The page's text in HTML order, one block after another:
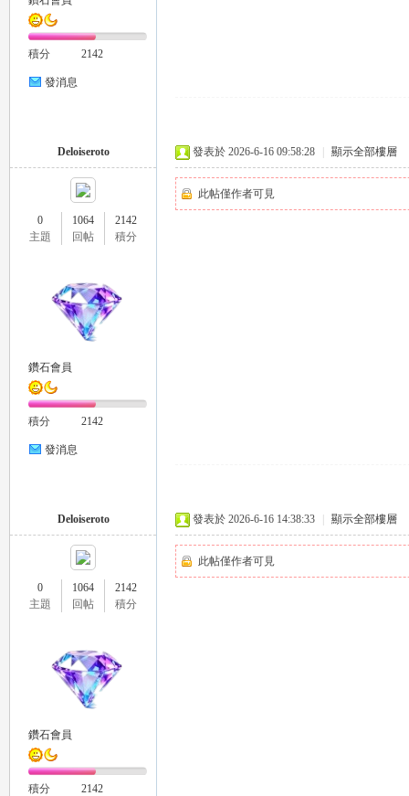
積分 2142
發消息
Deloiseroto
0
主題
1064
回帖
2142
積分
鑽石會員
積分 2142
發消息
發表於 2026-6-16 09:58:28 顯示全部樓層
此帖僅作者可見
Deloiseroto
0
主題
1064
回帖
2142
積分
鑽石會員
積分 2142
發表於 2026-6-16 14:38:33 顯示全部樓層
此帖僅作者可見